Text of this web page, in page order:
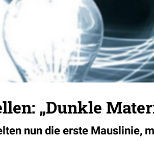
„Dunkle
nun die erste Mauslinie,